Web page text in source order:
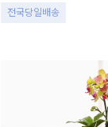
전국당일배송